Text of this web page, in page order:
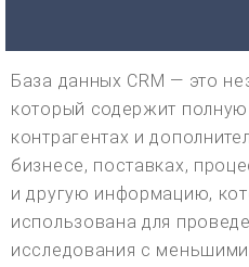
База данных CRM — это
который содержит
контрагентах и
бизнесе, поставках,
и другую информацию,
использована для
исследования с